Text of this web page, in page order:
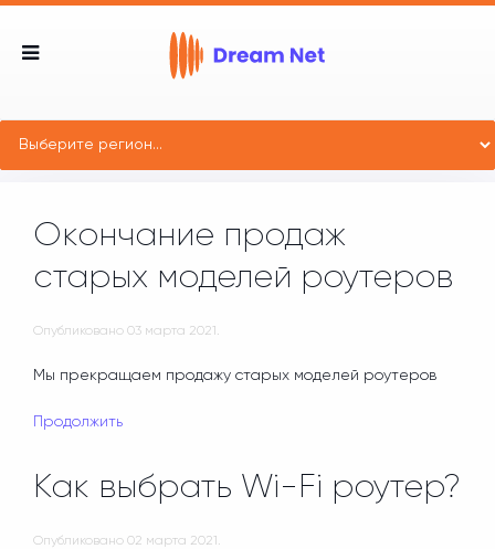
Окончание продаж
старых моделей роутеров
Опубликовано 03 марта 2021 .
Мы прекращаем продажу старых моделей роутеров
Продолжить
Как выбрать Wi-Fi роутер?
Опубликовано 02 марта 2021 .